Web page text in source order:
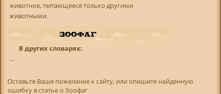
животное, питающееся только другими
животными.
В других словарях:
...
Оставьте Ваше пожелание к сайту, или опишите найденную
ошибку в статье о Зоофаг